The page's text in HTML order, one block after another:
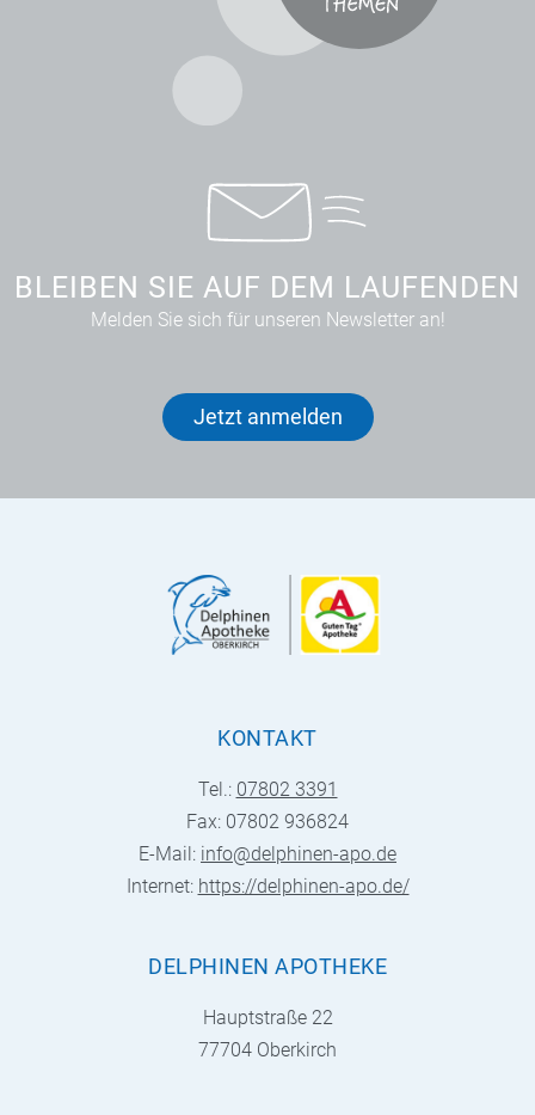
BLEIBEN SIE AUF DEM LAUFENDEN
Melden Sie sich für unseren Newsletter an!
Jetzt anmelden
KONTAKT
Tel.: 07802 3391
Fax: 07802 936824
E-Mail: info@delphinen-apo.de
Internet: https://delphinen-apo.de/
DELPHINEN APOTHEKE
Hauptstraße 22
77704 Oberkirch